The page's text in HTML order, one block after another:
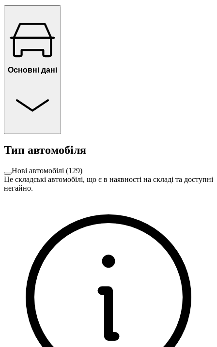
Основні дані
Тип автомобіля
Нові автомобілі (129)
Це складські автомобілі, що є в наявності на складі та доступні
негайно.